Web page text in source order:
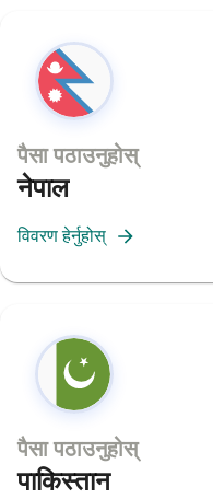
पैसा पठाउनुहोस्
नेपाल
विवरण हेर्नुहोस्
पैसा पठाउनुहोस्
पाकिस्तान